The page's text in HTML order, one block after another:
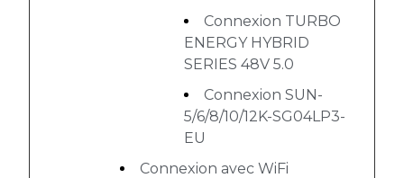
Connexion TURBO
ENERGY HYBRID
SERIES 48V 5.0
Connexion SUN-
5/6/8/10/12K-SG04LP3-
EU
Connexion avec WiFi